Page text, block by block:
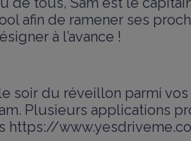
afin de ramener ses
à l’avance !
soir du réveillon parmi
Plusieurs applications
https://